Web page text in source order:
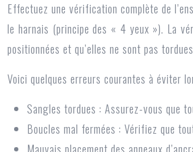
Effectuez une vérification complète de
le harnais (principe des « 4 yeux »). La
positionnées et qu’elles ne sont pas
Voici quelques erreurs courantes à éviter
Sangles tordues : Assurez-vous que
Boucles mal fermées : Vérifiez que